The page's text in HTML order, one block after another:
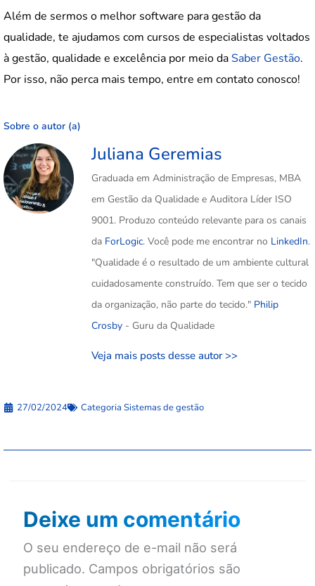
Além de sermos o melhor software para gestão da
qualidade, te ajudamos com cursos de especialistas voltados
à gestão, qualidade e excelência por meio daSaber Gestão.
Por isso, não perca mais tempo, entre em contato conosco!
Sobre o autor (a)
Juliana Geremias
Graduada em Administração de Empresas, MBA
em Gestão da Qualidade e Auditora Líder ISO
9001. Produzo conteúdo relevante para os canais
da ForLogic. Você pode me encontrar no LinkedIn.
"Qualidade é o resultado de um ambiente cultural
cuidadosamente construído. Tem que ser o tecido
da organização, não parte do tecido." Philip
Crosby - Guru da Qualidade
Veja mais posts desse autor >>
27/02/2024 Categoria Sistemas de gestão
Deixe um comentário
O seu endereço de e-mail não será
publicado. Campos obrigatórios são